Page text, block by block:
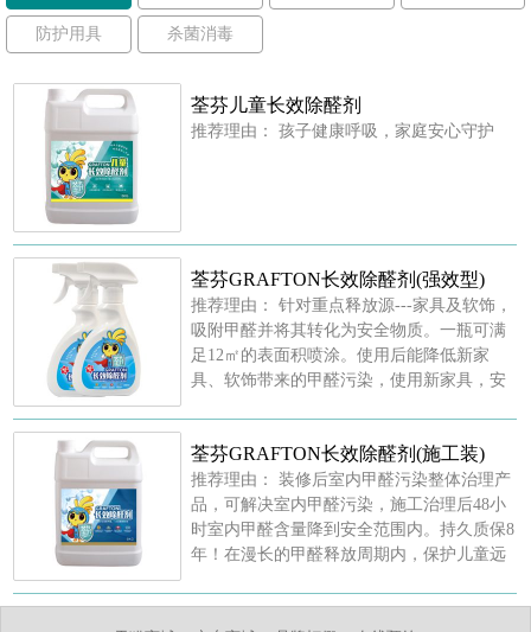
防护用具 杀菌消毒
荃芬儿童长效除醛剂
推荐理由：孩子健康呼吸，家庭安心守护
荃芬GRAFTON长效除醛剂(强效型)
推荐理由：针对重点释放源---家具及软饰，
吸附甲醛并将其转化为安全物质。一瓶可满
足12㎡的表面积喷涂。使用后能降低新家
具、软饰带来的甲醛污染，使用新家具，安
荃芬GRAFTON长效除醛剂(施工装)
推荐理由：装修后室内甲醛污染整体治理产
品，可解决室内甲醛污染，施工治理后48小
时室内甲醛含量降到安全范围内。持久质保8
年！在漫长的甲醛释放周期内，保护儿童远